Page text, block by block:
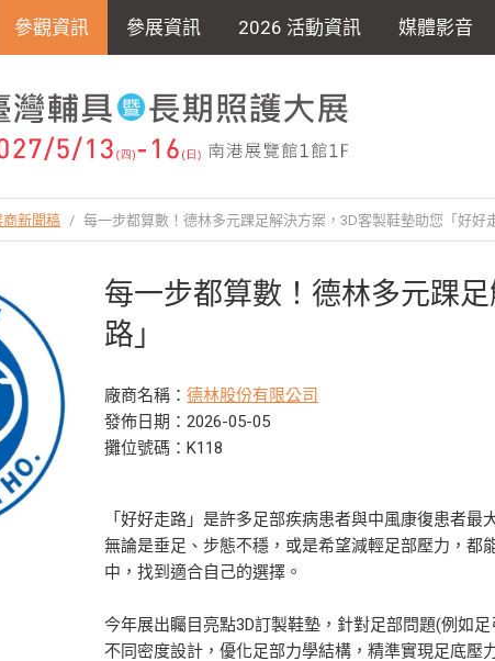
參觀資訊 參展資訊 2026 活動資訊 媒體影音
商新聞稿 / 每一步都算數！德林多元踝足解決方案，3D客製鞋墊助您「好好
每一步都算數！德林多元踝
路」
廠商名稱：德林股份有限公司
發佈日期：2026-05-05
攤位號碼：K118
「好好走路」是許多足部疾病患者與中風康復患者
無論是垂足、步態不穩，或是希望減輕足部壓力，都
中，找到適合自己的選擇。
今年展出矚目亮點3D訂製鞋墊，針對足部問題(例如
不同密度設計，優化足部力學結構，精準實現足底